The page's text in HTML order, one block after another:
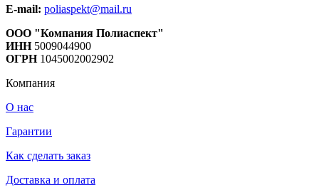
E-mail: poliaspekt@mail.ru
ООО "Компания Полиаспект"
ИНН5009044900
ОГРН 1045002002902
Компания
О нас
Гарантии
Как сделать заказ
Доставка и оплата